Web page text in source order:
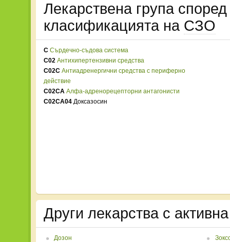
Лекарствена група
класификацията на СЗО
C Сърдечно-съдова система
C02 Антихипертензивни средства
C02C Антиадренергични средства с периферно
действие
C02CA Алфа-адренорецепторни антагонисти
C02CA04 Доксазосин
Други лекарства с
Дозон